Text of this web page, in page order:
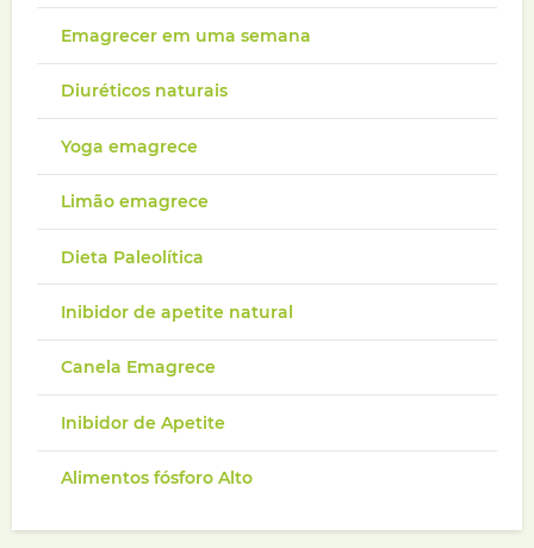
Emagrecer em uma semana
Diuréticos naturais
Yoga emagrece
Limão emagrece
Dieta Paleolítica
Inibidor de apetite natural
Canela Emagrece
Inibidor de Apetite
Alimentos fósforo Alto